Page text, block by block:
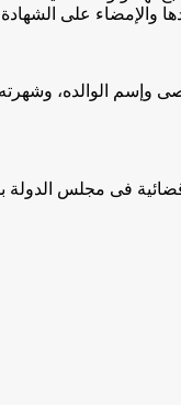
على الشهادة
وإسم الوالده،
قضائية فى مجلس